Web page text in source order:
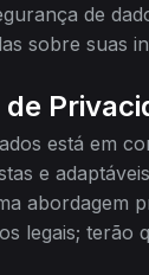
de
sobre suas
está em
e
abordagem
legais;